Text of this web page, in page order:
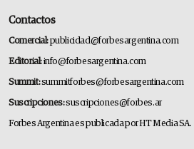
Contactos
Comercial:publicidad@forbesargentina.com
Editorial:info@forbesargentina.com
Summit:summitforbes@forbesargentina.com
Suscripciones:suscripciones@forbes.ar
Forbes Argentina es publicada por HT Media SA.